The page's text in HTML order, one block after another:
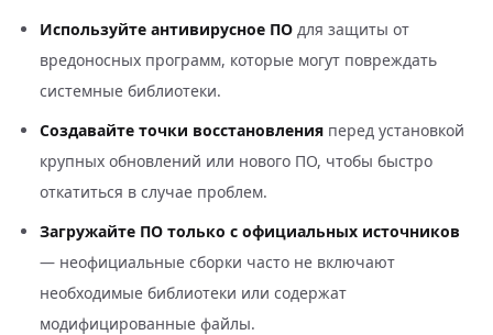
Используйте антивирусное ПО для защиты от
вредоносных программ, которые могут повреждать
системные библиотеки.
Создавайте точки восстановления перед установкой
крупных обновлений или нового ПО, чтобы быстро
откатиться в случае проблем.
Загружайте ПО только с официальных источников
— неофициальные сборки часто не включают
необходимые библиотеки или содержат
модифицированные файлы.